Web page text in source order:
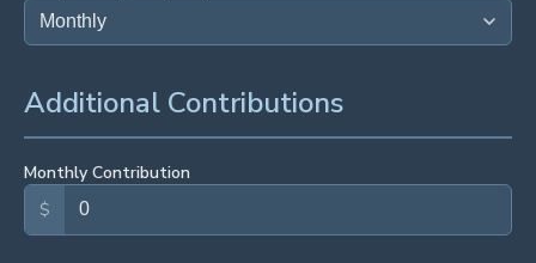
Additional Contributions
Monthly Contribution
$